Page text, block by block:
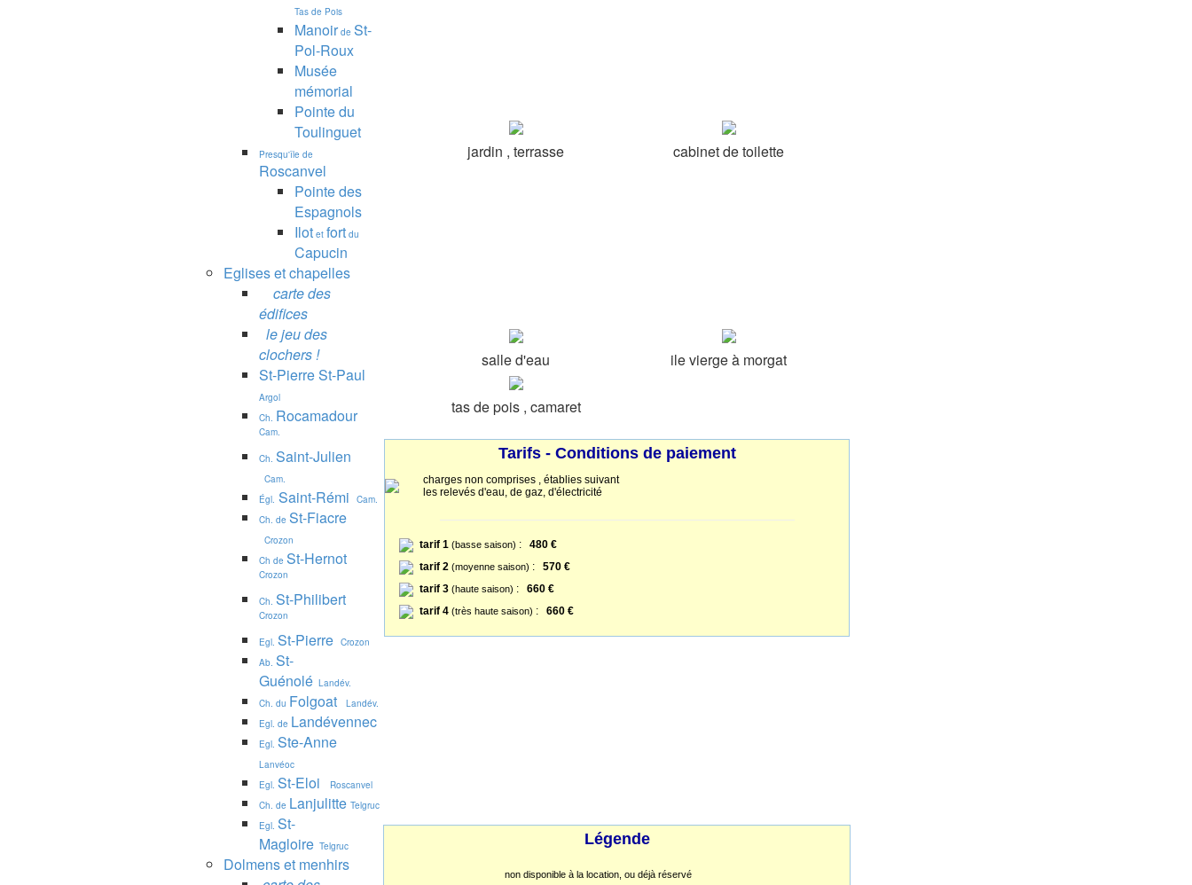
Tas de Pois
Manoir de St-
Pol-Roux
Musée
mémorial
Pointe du
Toulinguet
Presqu'île de
Roscanvel
Pointe des
Espagnols
Ilot et fort du
Capucin
Eglises et chapelles
carte des
édifices
le jeu des
clochers !
St-Pierre St-Paul
Argol
Ch. Rocamadour
Cam.
Ch. Saint-Julien
Cam.
Égl. Saint-Rémi
Cam.
Ch. de St-Fiacre
Crozon
Ch de St-Hernot
Crozon
Ch. St-Philibert
Crozon
Egl. St-Pierre Crozon
Ab. St-
Guénolé Landév.
Ch. du Folgoat
Landév.
Egl. de Landévennec
Egl. Ste-Anne
Lanvéoc
Egl. St-Eloi
Roscanvel
Ch. de Lanjulitte Telgruc
Egl. St-
Magloire Telgruc
Dolmens et menhirs
jardin , terrasse cabinet de toilette
salle d'eau ile vierge à morgat
tas de pois , camaret
Tarifs - Conditions de paiement
charges non comprises , établies suivant
les relevés d'eau, de gaz, d'électricité
tarif 1 (basse saison) : 480 €
tarif 2 (moyenne saison) : 570 €
tarif 3 (haute saison) : 660 €
tarif 4 (très haute saison) : 660 €
Légende
non disponible à la location, ou déjà réservé